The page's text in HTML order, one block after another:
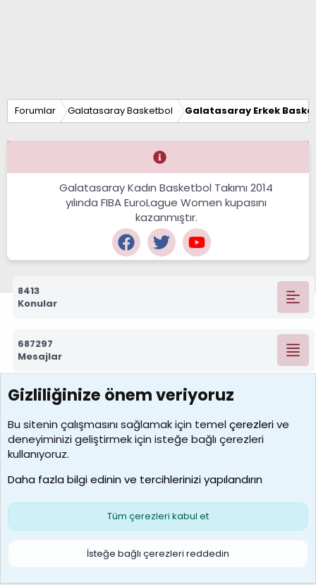
Forumlar Galatasaray Basketbol Galatasaray Erkek
Galatasaray Kadın Basketbol Takımı 2014
yılında FIBA EuroLague Women kupasını
kazanmıştır.
8413
Konular
687297
Mesajlar
7390
Kullanıcılar
MosesBrownHayranı
Son üye
Çerezler
S
Gizliliğinize önem veriyoruz
Bu sitenin çalışmasını sağlamak için temelçerezlerive
deneyiminizi geliştirmek için isteğe bağlı çerezleri
kullanıyoruz.
Daha fazla bilgi edinin ve tercihlerinizi yapılandırın
Tüm çerezleri kabul et
İsteğe bağlı çerezleri reddedin